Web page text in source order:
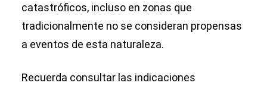
catastróficos, incluso en zonas que
tradicionalmente no se consideran propensas
a eventos de esta naturaleza.
Recuerda consultar las indicaciones